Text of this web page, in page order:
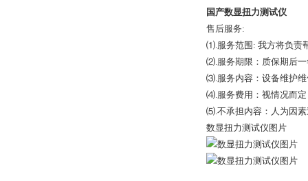
国产数显扭力测试仪
售后服务:
⑴.服务范围: 我方将负责
⑵.服务期限：质保期后
⑶.服务内容：设备维护
⑷.服务费用：视情况而定
⑸.不承担内容：人为因
数显扭力测试仪图片